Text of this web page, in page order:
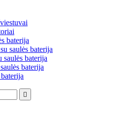
baterija
saulės baterija
saulės baterija
baterija
